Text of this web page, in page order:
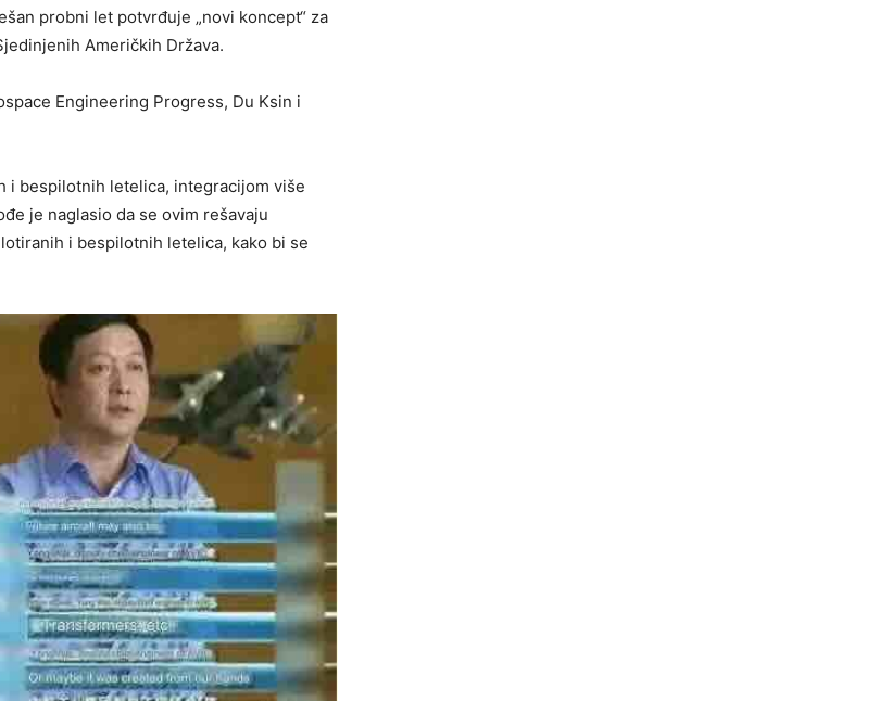
probni let potvrđuje „novi koncept“ za
Američkih Država.
Engineering Progress, Du Ksin i
i bespilotnih letelica, integracijom više
je naglasio da se ovim rešavaju
i bespilotnih letelica, kako bi se